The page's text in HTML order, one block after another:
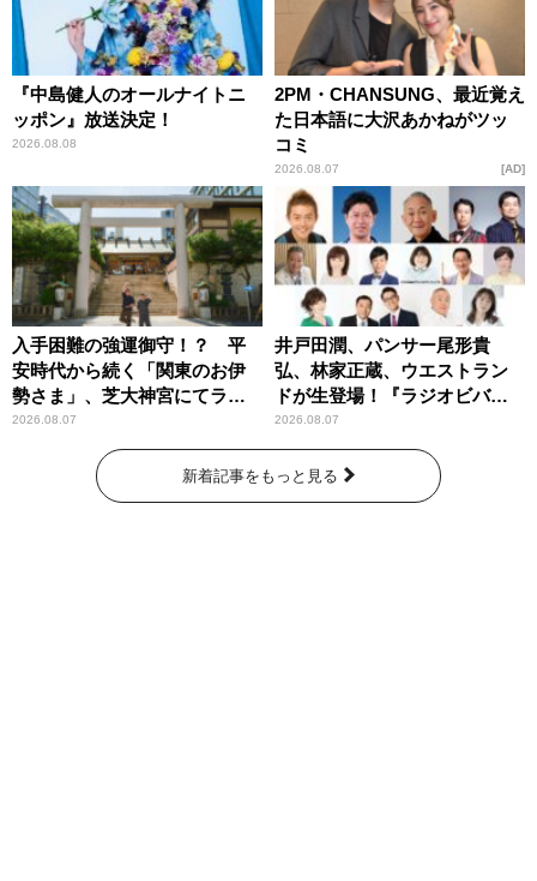
『中島健人のオールナイトニ
ッポン』放送決定！
2026.08.08
2PM・CHANSUNG、最近覚え
た日本語に大沢あかねがツッ
コミ
2026.08.07 AD
入手困難の強運御守！？ 平
安時代から続く「関東のお伊
勢さま」、芝大神宮にてラン
パンプスが合格祈願！
2026.08.07
井戸田潤、パンサー尾形貴
弘、林家正蔵、ウエストラン
ドが生登場！『ラジオビバリ
ー昼ズ』
2026.08.07
新着記事をもっと見る